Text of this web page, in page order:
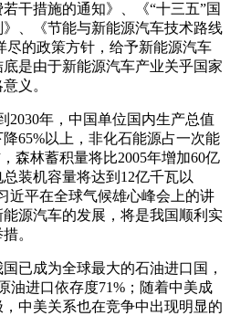
干措施的通知》、《“十三五”国
、《节能与新能源汽车技术路线
尽的政策方针，给予新能源汽车
是由于新能源汽车产业关乎国家
义。
2030年，中国单位国内生产总值
65%以上，非化石能源占一次能
森林蓄积量将比2005年增加60亿
装机容量将达到12亿千瓦以
近平在全球气候雄心峰会上的讲
源汽车的发展，将是我国顺利实
。
已成为全球最大的石油进口国，
油进口依存度71%；随着中美成
中美关系也在竞争中出现明显的